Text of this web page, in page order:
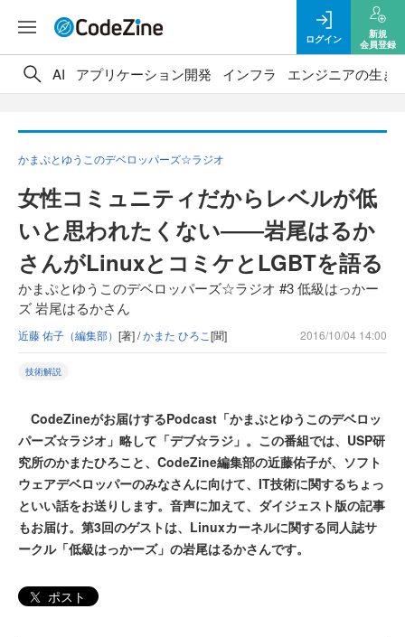
ログイン
新規
会員登録
AI アプリケーション開発 インフラ エンジニアの生き
かまぷとゆうこのデベロッパーズ☆ラジオ
女性コミュニティだからレベルが低
いと思われたくない――岩尾はるか
さんがLinuxとコミケとLGBTを語る
かまぷとゆうこのデベロッパーズ☆ラジオ #3 低級はっかー
ズ 岩尾はるかさん
近藤 佑子（編集部） [著] /かまた ひろこ[聞] 2016/10/04 14:00
技術解説
CodeZineがお届けするPodcast「かまぷとゆうこのデベロッ
パーズ☆ラジオ」略して「デブ☆ラジ」。この番組では、USP研
究所のかまたひろこと、CodeZine編集部の近藤佑子が、ソフト
ウェアデベロッパーのみなさんに向けて、IT技術に関するちょっ
といい話をお送りします。音声に加えて、ダイジェスト版の記事
もお届け。第3回のゲストは、Linuxカーネルに関する同人誌サ
ークル「低級はっかーズ」の岩尾はるかさんです。
ポスト